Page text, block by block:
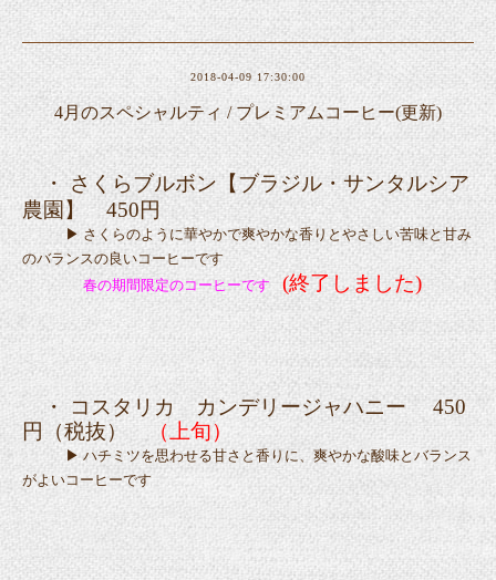
2018-04-09 17:30:00
4月のスペシャルティ / プレミアムコーヒー(更新)
・ さくらブルボン【ブラジル・サンタルシア
農園】 450円
▶ さくらのように華やかで爽やかな香りとやさしい苦味と甘み
のバランスの良いコーヒーです
春の期間限定のコーヒーです
(終了しました)
・ コスタリカ カンデリージャハニー 450
円（税抜）
（上旬）
▶ ハチミツを思わせる甘さと香りに、爽やかな酸味とバランス
がよいコーヒーです